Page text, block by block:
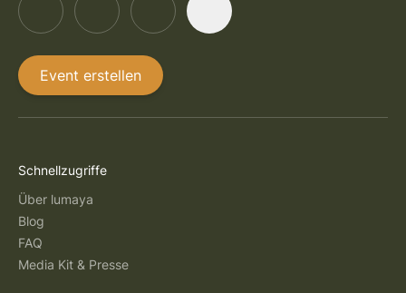
Event erstellen
Schnellzugriffe
Über lumaya
Blog
FAQ
Media Kit & Presse